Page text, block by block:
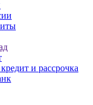
и рассрочка